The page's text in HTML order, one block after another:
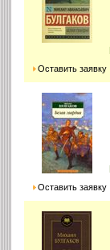
Оставить заявку
Оставить заявку